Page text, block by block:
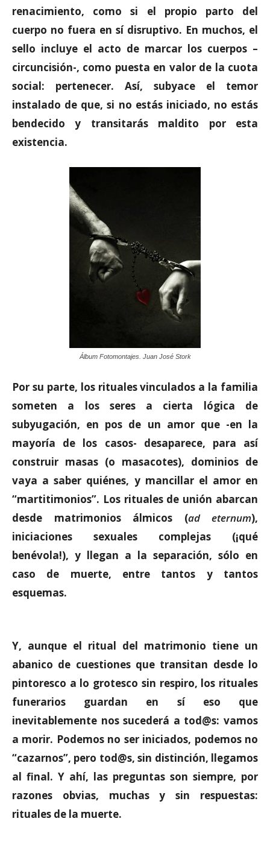
renacimiento, como si el propio parto del
cuerpo no fuera en sí disruptivo. En muchos, el
sello incluye el acto de marcar los cuerpos –
circuncisión-, como puesta en valor de la cuota
social: pertenecer. Así, subyace el temor
instalado de que, si no estás iniciado, no estás
bendecido y transitarás maldito por esta
existencia.
Álbum Fotomontajes. Juan José Stork
Por su parte, los rituales vinculados a la familia
someten a los seres a cierta lógica de
subyugación, en pos de un amor que -en la
mayoría de los casos- desaparece, para así
construir masas (o masacotes), dominios de
vaya a saber quiénes, y mancillar el amor en
“martitimonios”. Los rituales de unión abarcan
desde matrimonios álmicos (ad eternum),
iniciaciones sexuales complejas (¡qué
benévola!), y llegan a la separación, sólo en
caso de muerte, entre tantos y tantos
esquemas.
Y, aunque el ritual del matrimonio tiene un
abanico de cuestiones que transitan desde lo
pintoresco a lo grotesco sin respiro, los rituales
funerarios guardan en sí eso que
inevitablemente nos sucederá a tod@s: vamos
a morir. Podemos no ser iniciados, podemos no
“cazarnos”, pero tod@s, sin distinción, llegamos
al final. Y ahí, las preguntas son siempre, por
razones obvias, muchas y sin respuestas:
rituales de la muerte.